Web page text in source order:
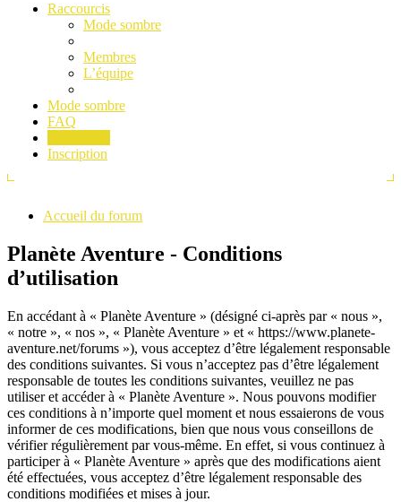
Raccourcis
Mode sombre
Membres
L’équipe
Mode sombre
FAQ
Inscription
Accueil du forum
Planète Aventure - Conditions
d’utilisation
En accédant à « Planète Aventure » (désigné ci-après par « nous »,
« notre », « nos », « Planète Aventure » et « https://www.planete-
aventure.net/forums »), vous acceptez d’être légalement responsable
des conditions suivantes. Si vous n’acceptez pas d’être légalement
responsable de toutes les conditions suivantes, veuillez ne pas
utiliser et accéder à « Planète Aventure ». Nous pouvons modifier
ces conditions à n’importe quel moment et nous essaierons de vous
informer de ces modifications, bien que nous vous conseillons de
vérifier régulièrement par vous-même. En effet, si vous continuez à
participer à « Planète Aventure » après que des modifications aient
été effectuées, vous acceptez d’être légalement responsable des
conditions modifiées et mises à jour.